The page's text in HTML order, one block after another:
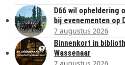
D66 wil opheldering
bij evenementen op
7 augustus 2026
Binnenkort in
Wassenaar